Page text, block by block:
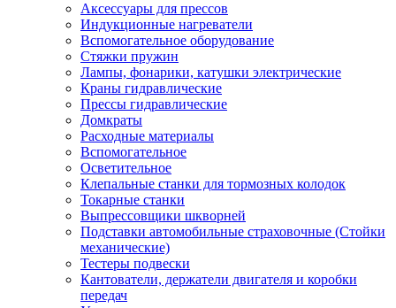
Аксессуары для прессов
Индукционные нагреватели
Вспомогательное оборудование
Стяжки пружин
Лампы, фонарики, катушки электрические
Краны гидравлические
Прессы гидравлические
Домкраты
Расходные материалы
Вспомогательное
Осветительное
Клепальные станки для тормозных колодок
Токарные станки
Выпрессовщики шкворней
Подставки автомобильные страховочные (Стойки
механические)
Тестеры подвески
Кантователи, держатели двигателя и коробки
передач